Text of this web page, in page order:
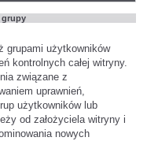
grupy
grupami użytkowników
kontrolnych całej witryny.
związane z
uprawnień,
użytkowników lub
od założyciela witryny i
nowych